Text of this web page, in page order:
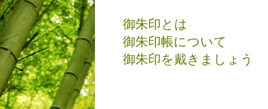
御朱印とは
御朱印帳について
御朱印を戴きましょう